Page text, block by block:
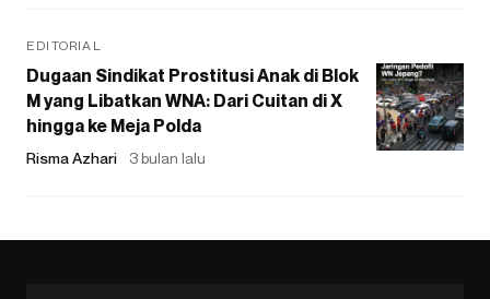
EDITORIAL
Dugaan Sindikat Prostitusi Anak di Blok
M yang Libatkan WNA: Dari Cuitan di X
hingga ke Meja Polda
Risma Azhari 3 bulan lalu